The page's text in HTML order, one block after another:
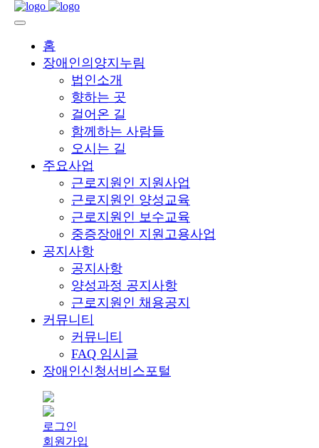
홈
장애인의양지누림
법인소개
향하는 곳
걸어온 길
함께하는 사람들
오시는 길
주요사업
근로지원인 지원사업
근로지원인 양성교육
근로지원인 보수교육
중증장애인 지원고용사업
공지사항
공지사항
양성과정 공지사항
근로지원인 채용공지
커뮤니티
커뮤니티
FAQ 임시글
장애인신청서비스포털
로그인
회원가입